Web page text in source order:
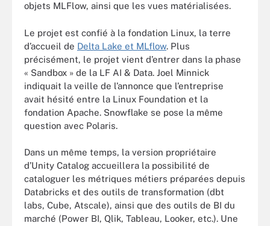
objets MLFlow, ainsi que les vues matérialisées.
Le projet est confié à la fondation Linux, la terre
d’accueil de Delta Lake et MLflow. Plus
précisément, le projet vient d’entrer dans la phase
« Sandbox » de la LF AI & Data. Joel Minnick
indiquait la veille de l’annonce que l’entreprise
avait hésité entre la Linux Foundation et la
fondation Apache. Snowflake se pose la même
question avec Polaris.
Dans un même temps, la version propriétaire
d’Unity Catalog accueillera la possibilité de
cataloguer les métriques métiers préparées depuis
Databricks et des outils de transformation (dbt
labs, Cube, Atscale), ainsi que des outils de BI du
marché (Power BI, Qlik, Tableau, Looker, etc.). Une